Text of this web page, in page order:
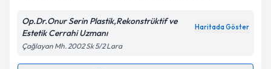
Kişisel verilerimin işlenmesine ilişkin
Aydınlatma
Metni'ni okudum ve kişisel verilerimin belirtilen
kapsamda işlenmesini kabul ediyorum.
Op.Dr.Onur Serin Plastik,Rekonstrüktif ve
Estetik Cerrahi Uzmanı
Haritada Göster
Çağlayan Mh. 2002 Sk 5/2 Lara